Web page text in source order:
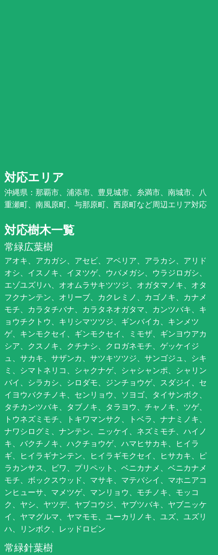
対応エリア
沖縄県：那覇市、浦添市、豊見城市、糸満市、南城市、八
重瀬町、南風原町、与那原町、西原町など周辺エリア対応
対応樹木一覧
常緑広葉樹
アオキ、アカガシ、アセビ、アベリア、アラカシ、アリド
オシ、イスノキ、イヌツゲ、ウバメガシ、ウラジロガシ、
エゾユズリハ、オオムラサキツツジ、オガタマノキ、オタ
フクナンテン、オリーブ、カクレミノ、カゴノキ、カナメ
モチ、カラタチバナ、カラタネオガタマ、カンツバキ、キ
ョウチクトウ、キリシマツツジ、ギンバイカ、キンメツ
ゲ、キンモクセイ、ギンモクセイ、ミモザ、ギンヨウアカ
シア、クスノキ、クチナシ、クロガネモチ、ゲッケイジ
ュ、サカキ、サザンカ、サツキツツジ、サンゴジュ、シキ
ミ、シマトネリコ、シャクナゲ、シャシャンポ、シャリン
バイ、シラカシ、シロダモ、ジンチョウゲ、スダジイ、セ
イヨウバクチノキ、センリョウ、ソヨゴ、タイサンボク、
タチカンツバキ、タブノキ、タラヨウ、チャノキ、ツゲ、
トウネズミモチ、トキワマンサク、トベラ、ナナミノキ、
ナワシログミ、ナンテン、ニッケイ、ネズミモチ、ハイノ
キ、バクチノキ、ハクチョウゲ、ハマヒサカキ、ヒイラ
ギ、ヒイラギナンテン、ヒイラギモクセイ、ヒサカキ、ピ
ラカンサス、ビワ、プリペット、ベニカナメ、ベニカナメ
モチ、ボックスウッド、マサキ、マテバシイ、マホニアコ
ンヒューサ、マメツゲ、マンリョウ、モチノキ、モッコ
ク、ヤシ、ヤツデ、ヤブコウジ、ヤブツバキ、ヤブニッケ
イ、ヤマグルマ、ヤマモモ、ユーカリノキ、ユズ、ユズリ
ハ、リンボク、レッドロビン
常緑針葉樹